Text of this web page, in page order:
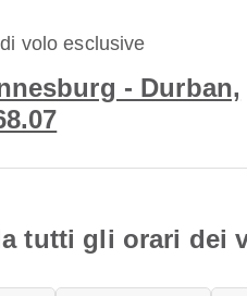
volo esclusive
- Durban,
tutti gli orari dei